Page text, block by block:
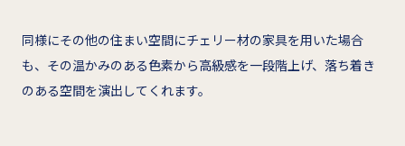
同様にその他の住まい空間にチェリー材の家具を用いた場合
も、その温かみのある色素から高級感を一段階上げ、落ち着き
のある空間を演出してくれます。